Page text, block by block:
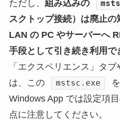
ただし、 組み込みの
スクトップ接続）は廃止
LAN の PC やサーバーへ
手段として引き続き利用で
「エクスペリエンス」タ
は、この
mstsc.exe
Windows App では設定項
点に注意してください。